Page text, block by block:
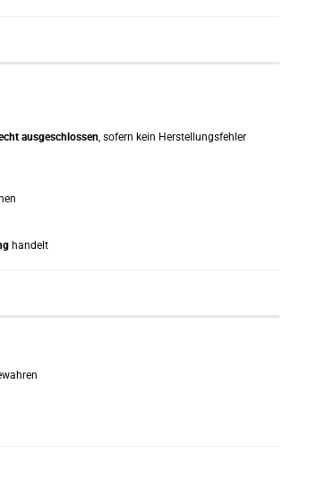
ausgeschlossen, sofern kein Herstellungsfehler
handelt